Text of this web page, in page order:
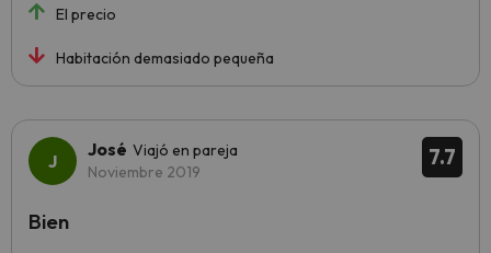
El precio
Habitación demasiado pequeña
7.7
José Viajó en pareja
Noviembre 2019
Bien